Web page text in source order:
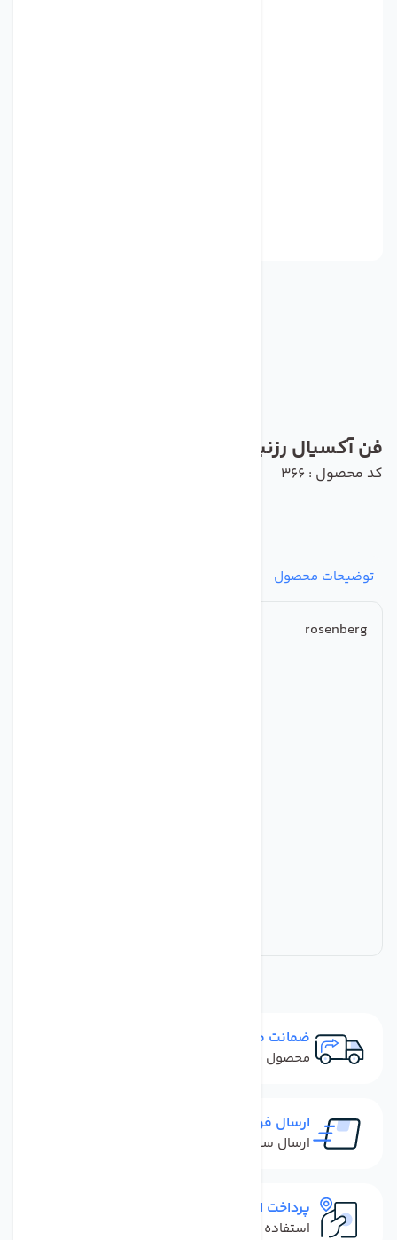
فن آکسیال رزنبرگ مدل AKFE 630-6 K.6FA
کد محصول : 366
توضیحات محصول
rosenberg
ضمانت مرجوعی
محصول نباید آسیب دیده باشد
ارسال فوری
ارسال سفارش در کمترین زمان ممکن
پرداخت امن
استفاده از روش‌های پرداخت امن